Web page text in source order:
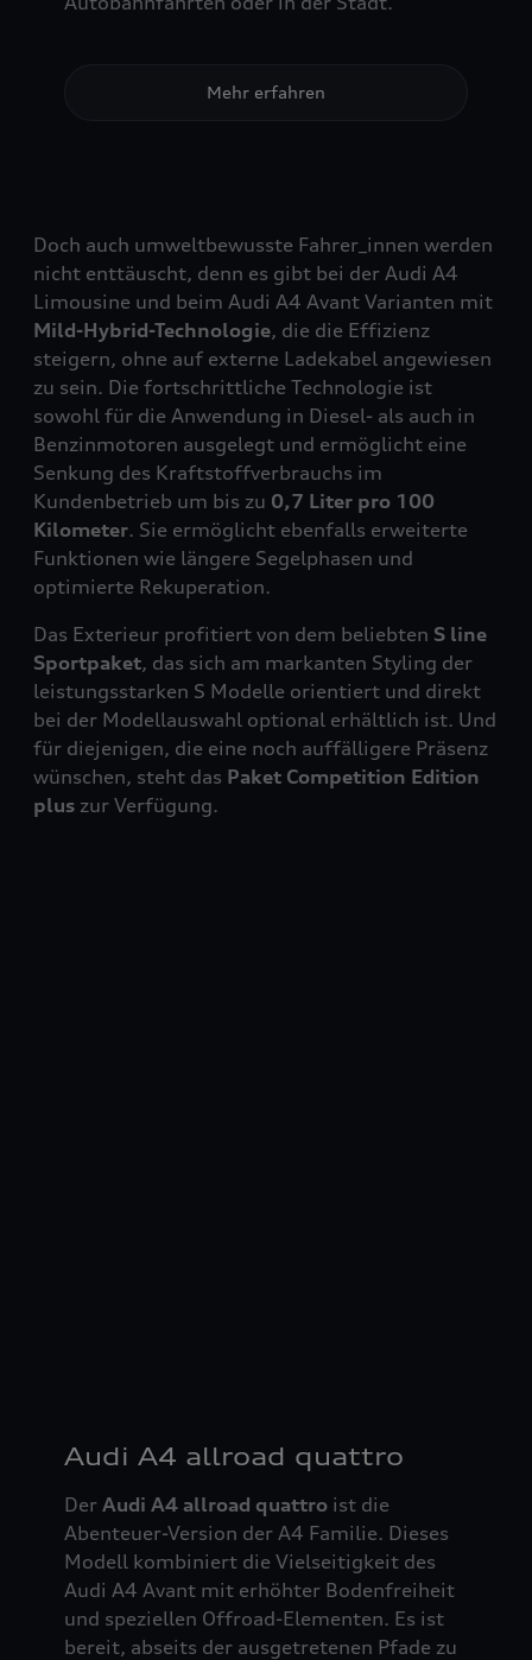
Mehr erfahren
Doch auch umweltbewusste Fahrer_innen werden
nicht enttäuscht, denn es gibt bei der Audi A4
Limousine und beim Audi A4 Avant Varianten mit
Mild-Hybrid-Technologie, die die Effizienz
steigern, ohne auf externe Ladekabel angewiesen
zu sein. Die fortschrittliche Technologie ist
sowohl für die Anwendung in Diesel- als auch in
Benzinmotoren ausgelegt und ermöglicht eine
Senkung des Kraftstoffverbrauchs im
Kundenbetrieb um bis zu 0,7 Liter pro 100
Kilometer. Sie ermöglicht ebenfalls erweiterte
Funktionen wie längere Segelphasen und
optimierte Rekuperation.
Das Exterieur profitiert von dem beliebten S line
Sportpaket, das sich am markanten Styling der
leistungsstarken S Modelle orientiert und direkt
bei der Modellauswahl optional erhältlich ist. Und
für diejenigen, die eine noch auffälligere Präsenz
wünschen, steht das Paket Competition Edition
plus zur Verfügung.
Audi A4 allroad quattro
Der Audi A4 allroad quattroist die
Abenteuer-Version der A4 Familie. Dieses
Modell kombiniert die Vielseitigkeit des
Audi A4 Avant mit erhöhter Bodenfreiheit
und speziellen Offroad-Elementen. Es ist
bereit, abseits der ausgetretenen Pfade zu